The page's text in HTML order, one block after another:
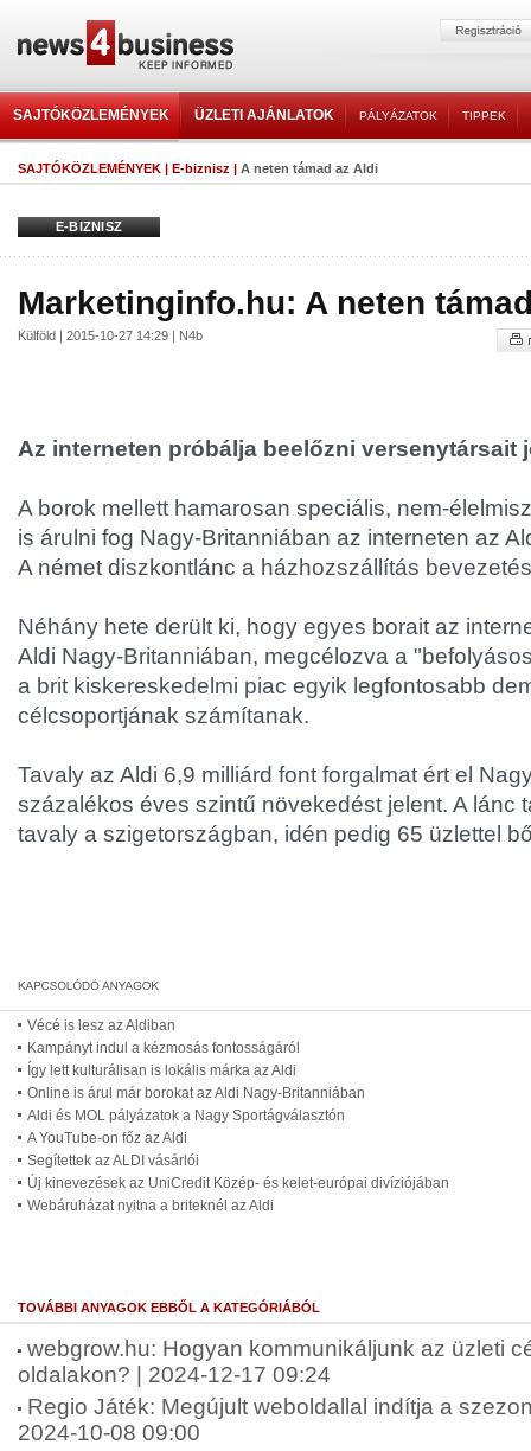
SAJTÓKÖZLEMÉNYEK ÜZLETI AJÁNLATOK PÁLYÁZATOK TIPPEK
SAJTÓKÖZLEMÉNYEK | E-biznisz | A neten támad az Aldi
E-BIZNISZ
Marketinginfo.hu: A neten
Külföld | 2015-10-27 14:29 | N4b
Az interneten próbálja beelőzni versenytársait
A borok mellett hamarosan speciális, nem-
is árulni fog Nagy-Britanniában az interneten az
A német diszkontlánc a házhozszállítás
Néhány hete derült ki, hogy egyes borait az
Aldi Nagy-Britanniában, megcélozva a
a brit kiskereskedelmi piac egyik legfontosabb
célcsoportjának számítanak.
Tavaly az Aldi 6,9 milliárd font forgalmat ért el
százalékos éves szintű növekedést jelent. A lánc
tavaly a szigetországban, idén pedig 65 üzlettel
Vécé is lesz az Aldiban
Kampányt indul a kézmosás fontosságáról
Így lett kulturálisan is lokális márka az Aldi
Online is árul már borokat az Aldi Nagy-Britanniában
Aldi és MOL pályázatok a Nagy Sportágválasztón
A YouTube-on főz az Aldi
Segítettek az ALDI vásárlói
Új kinevezések az UniCredit Közép- és kelet-európai divíziójában
Webáruházat nyitna a briteknél az Aldi
TOVÁBBI ANYAGOK EBBŐL A KATEGÓRIÁBÓL
webgrow.hu: Hogyan kommunikáljunk az üzleti
oldalakon? | 2024-12-17 09:24
Regio Játék: Megújult weboldallal indítja a
2024-10-08 09:00